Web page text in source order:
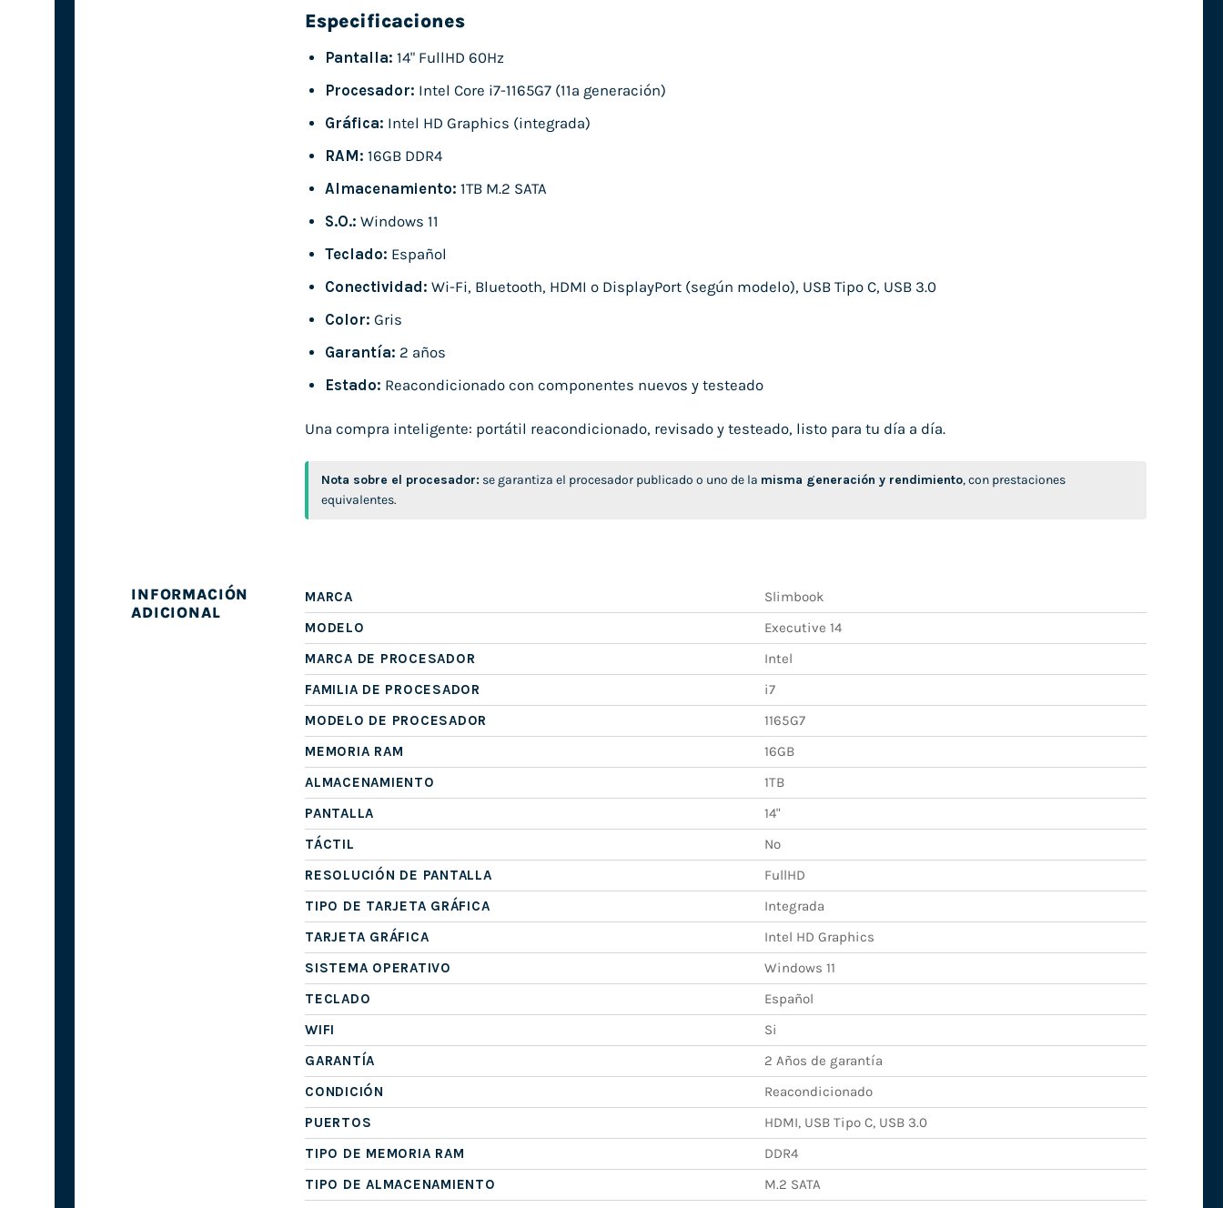
Especificaciones
Pantalla: 14" FullHD 60Hz
Procesador: Intel Core i7-1165G7 (11ª generación)
Gráfica: Intel HD Graphics (integrada)
RAM: 16GB DDR4
Almacenamiento: 1TB M.2 SATA
S.O.: Windows 11
Teclado: Español
Conectividad: Wi-Fi, Bluetooth, HDMI o DisplayPort (según modelo), USB Tipo C, USB 3.0
Color: Gris
Garantía: 2 años
Estado: Reacondicionado con componentes nuevos y testeado
Una compra inteligente: portátil reacondicionado, revisado y testeado, listo para tu día a día.
Nota sobre el procesador: se garantiza el procesador publicado o uno de la misma generación y rendimiento, con prestaciones
equivalentes.
INFORMACIÓN
ADICIONAL
MARCA
Slimbook
MODELO
Executive 14
MARCA DE PROCESADOR
Intel
FAMILIA DE PROCESADOR
i7
MODELO DE PROCESADOR
1165G7
MEMORIA RAM
16GB
ALMACENAMIENTO
1TB
PANTALLA
14"
TÁCTIL
No
RESOLUCIÓN DE PANTALLA
FullHD
TIPO DE TARJETA GRÁFICA
Integrada
TARJETA GRÁFICA
Intel HD Graphics
SISTEMA OPERATIVO
Windows 11
TECLADO
Español
WIFI
Si
GARANTÍA
2 Años de garantía
CONDICIÓN
Reacondicionado
PUERTOS
HDMI, USB Tipo C, USB 3.0
TIPO DE MEMORIA RAM
DDR4
TIPO DE ALMACENAMIENTO
M.2 SATA